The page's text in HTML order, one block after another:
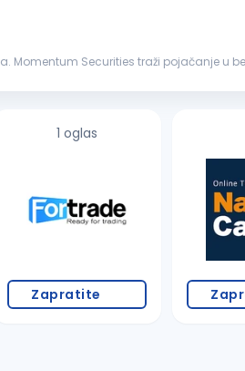
Securities traži pojačanje u
1 oglas
Zapratite